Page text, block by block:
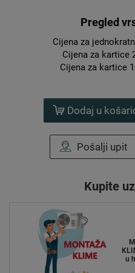
Pregled
Cijena za
Cijena za kartice
Cijena za kartice
Dodaj u
Pošalji upit
Kupite
u